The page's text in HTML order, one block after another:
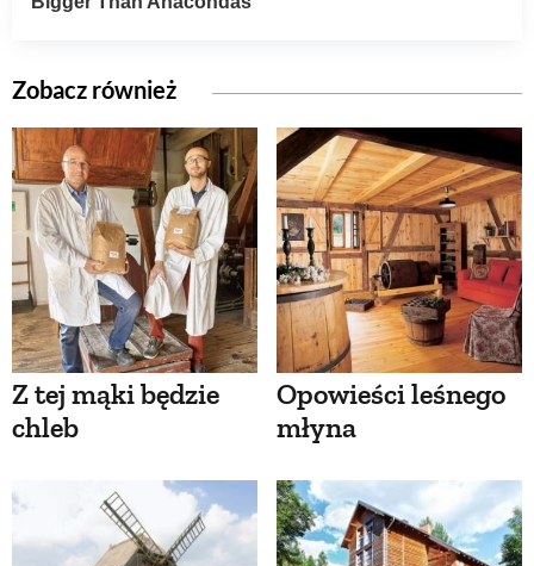
Zobacz również
Z tej mąki będzie
chleb
Opowieści leśnego
młyna